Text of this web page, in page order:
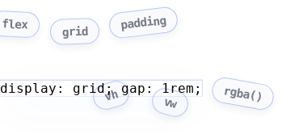
flex grid padding
vh vw rgba()
display: grid; gap: 1rem;